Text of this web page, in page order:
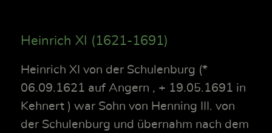
Heinrich XI (1621-1691)
Heinrich XI von der Schulenburg (*
06.09.1621 auf Angern , + 19.05.1691 in
Kehnert ) war Sohn von Henning III. von
der Schulenburg und übernahm nach dem